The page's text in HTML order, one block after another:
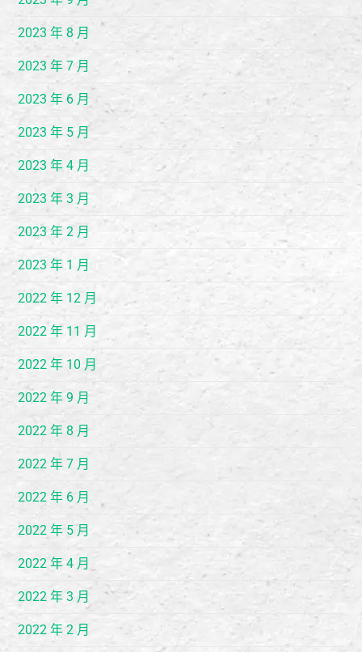
2023 年 8 月
2023 年 7 月
2023 年 6 月
2023 年 5 月
2023 年 4 月
2023 年 3 月
2023 年 2 月
2023 年 1 月
2022 年 12 月
2022 年 11 月
2022 年 10 月
2022 年 9 月
2022 年 8 月
2022 年 7 月
2022 年 6 月
2022 年 5 月
2022 年 4 月
2022 年 3 月
2022 年 2 月